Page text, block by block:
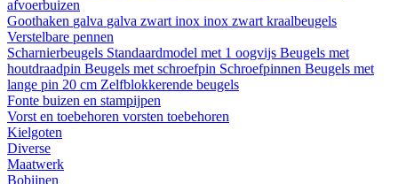
afvoerbuizen
Goothaken galva galva zwart inox inox zwart kraalbeugels
Verstelbare pennen
Scharnierbeugels Standaardmodel met 1 oogvijs Beugels met
houtdraadpin Beugels met schroefpin Schroefpinnen Beugels met
lange pin 20 cm Zelfblokkerende beugels
Fonte buizen en stampijpen
Vorst en toebehoren vorsten toebehoren
Kielgoten
Diverse
Maatwerk
Bobijnen